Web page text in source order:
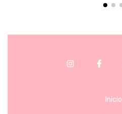
Inicio